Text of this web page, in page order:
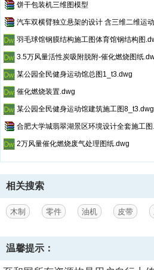
饼干包装机三维图模型
汽车双横臂独立悬架的设计 含三维二维运
羽毛球馆钢膜结构施工图体育馆钢结构图
3.5万风量活性炭吸附脱附-催化燃烧图纸
某公园全民健身运动馆总图1_t3.dwg
催化燃烧装置.dwg
某公园全民健身运动馆建筑施工图8_t3.dwg
合肥大学城翡翠湖景区环境设计全套施工
2万风量催化燃烧废气处理图纸.dwg
相关搜索
木制 零件 油机 皮带
温馨提示：